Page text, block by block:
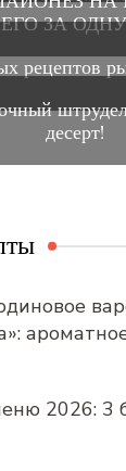
ЗА
рецептов
десерт!
2026: 3